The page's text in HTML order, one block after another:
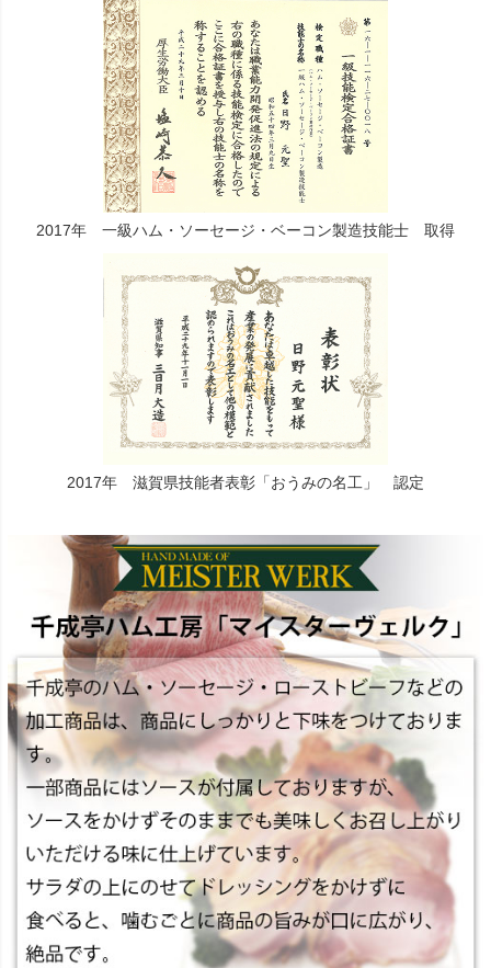
2017年 一級ハム・ソーセージ・ベーコン製造技能士 取得
2017年 滋賀県技能者表彰「おうみの名工」 認定